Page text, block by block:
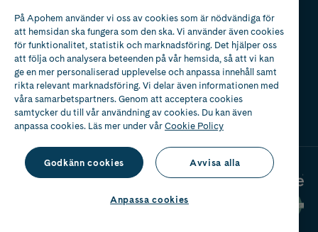
Apotek med tillstånd
av Läkemedelsverket
På Apohem använder vi oss av cookies som är nödvändiga för
att hemsidan ska fungera som den ska. Vi använder även cookies
för funktionalitet, statistik och marknadsföring. Det hjälper oss
att följa och analysera beteenden på vår hemsida, så att vi kan
ge en mer personaliserad upplevelse och anpassa innehåll samt
rikta relevant marknadsföring. Vi delar även informationen med
våra samarbetspartners. Genom att acceptera cookies
samtycker du till vår användning av cookies. Du kan även
anpassa cookies. Läs mer under vårCookie Policy
Godkänn cookies Avvisa alla
Anpassa cookies